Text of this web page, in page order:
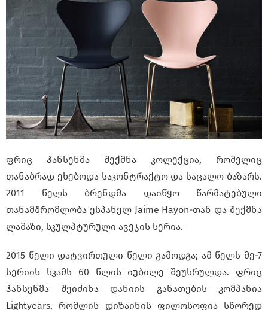
ფრიც ჰანსენმა შექმნა კოლექცია, რომელიც
თანაბრად ეხებოდა საკონტრაქტო და საცალო ბაზარს.
2011 წელს ბრენდმა დაიწყო წარმატებული
თანამშრომლობა ესპანელ Jaime Hayon-თან და შექმნა
ლამაზი, სკულპტურული ავეჯის სერია.
2015 წელი დატვირთული წელი გამოდგა; ამ წელს მე-7
სერიის სკამს 60 წლის იუბილე შეუსრულდა. ფრიც
ჰანსენმა შეიძინა დანიის განათების კომპანია
Lightyears, რომლის დიზაინის ფილოსოფია სწორედ